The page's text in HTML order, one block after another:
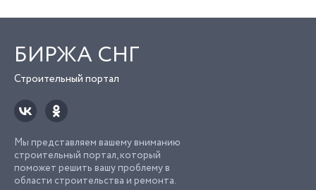
БИРЖА СНГ
Строительный портал
Мы представляем вашему вниманию
строительный портал, который
поможет решить вашу проблему в
области строительства и ремонта.